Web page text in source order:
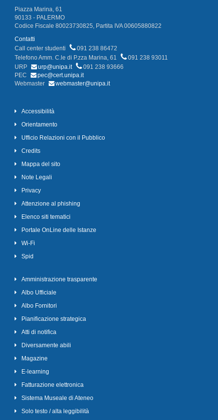
Piazza Marina, 61
90133 - PALERMO
Codice Fiscale 80023730825, Partita IVA 00605880822
Contatti
Call center studenti
091 238 86472
Telefono Amm. C.le di P.zza Marina, 61
091 238 93011
URP
urp@unipa.it
091 238 93666
PEC
pec@cert.unipa.it
Webmaster
webmaster@unipa.it
Accessibilità
Orientamento
Ufficio Relazioni con il Pubblico
Credits
Mappa del sito
Note Legali
Privacy
Attenzione al phishing
Elenco siti tematici
Portale OnLine delle Istanze
Wi-Fi
Spid
Amministrazione trasparente
Albo Ufficiale
Albo Fornitori
Pianificazione strategica
Atti di notifica
Diversamente abili
Magazine
E-learning
Fatturazione elettronica
Sistema Museale di Ateneo
Solo testo / alta leggibilità